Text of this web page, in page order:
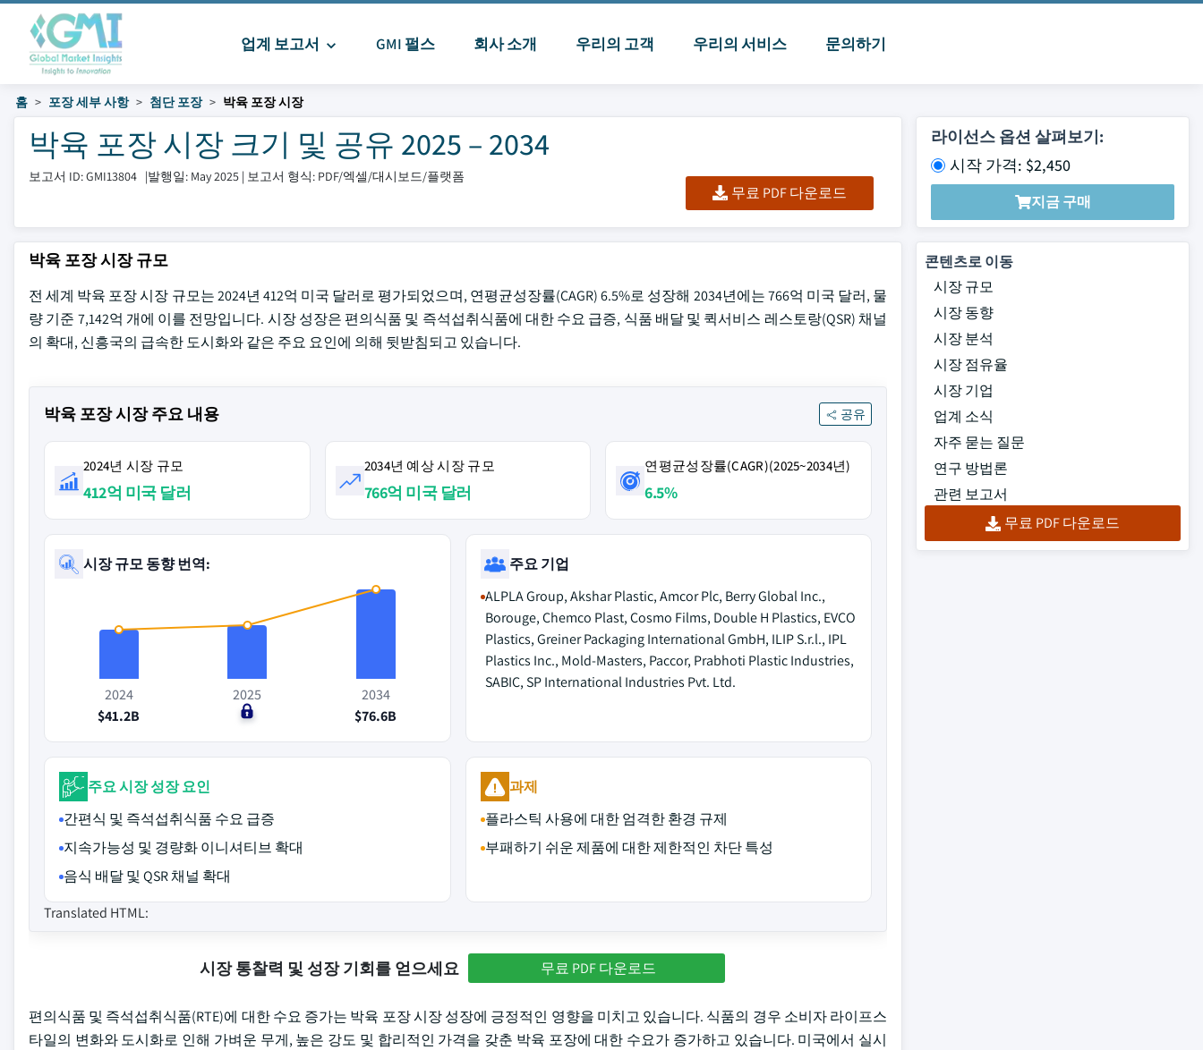
업계 보고서 GMI 펄스 회사 소개 우리의 고객 우리의 서비스 문의하기
홈 포장 세부 사항 첨단 포장 박육 포장 시장
박육 포장 시장 크기 및 공유 2025 – 2034
보고서 ID: GMI13804 |발행일: May 2025 | 보고서 형식: PDF/엑셀/대시보드/플랫폼
무료 PDF 다운로드
라이선스 옵션 살펴보기:
시작 가격: $2,450
지금 구매
박육 포장 시장 규모
전 세계 박육 포장 시장 규모는 2024년 412억 미국 달러로 평가되었으며, 연평균성장률(CAGR) 6.5%로 성장해 2034년에는 766억 미국 달러, 물
량 기준 7,142억 개에 이를 전망입니다. 시장 성장은 편의식품 및 즉석섭취식품에 대한 수요 급증, 식품 배달 및 퀵서비스 레스토랑(QSR) 채널
의 확대, 신흥국의 급속한 도시화와 같은 주요 요인에 의해 뒷받침되고 있습니다.
박육 포장 시장 주요 내용 공유
2024년 시장 규모
412억 미국 달러
2034년 예상 시장 규모
766억 미국 달러
연평균성장률(CAGR)(2025~2034년)
6.5%
시장 규모 동향 번역:
2024
$41.2B
2025
$0
2034
$76.6B
주요 기업
ALPLA Group, Akshar Plastic, Amcor Plc, Berry Global Inc.,
Borouge, Chemco Plast, Cosmo Films, Double H Plastics, EVCO
Plastics, Greiner Packaging International GmbH, ILIP S.r.l., IPL
Plastics Inc., Mold-Masters, Paccor, Prabhoti Plastic Industries,
SABIC, SP International Industries Pvt. Ltd.
주요 시장 성장 요인
간편식 및 즉석섭취식품 수요 급증
지속가능성 및 경량화 이니셔티브 확대
음식 배달 및 QSR 채널 확대
과제
플라스틱 사용에 대한 엄격한 환경 규제
부패하기 쉬운 제품에 대한 제한적인 차단 특성
Translated HTML:
시장 통찰력 및 성장 기회를 얻으세요 무료 PDF 다운로드
편의식품 및 즉석섭취식품(RTE)에 대한 수요 증가는 박육 포장 시장 성장에 긍정적인 영향을 미치고 있습니다. 식품의 경우 소비자 라이프스
타일의 변화와 도시화로 인해 가벼운 무게, 높은 강도 및 합리적인 가격을 갖춘 박육 포장에 대한 수요가 증가하고 있습니다. 미국에서 실시
콘텐츠로 이동
시장 규모
시장 동향
시장 분석
시장 점유율
시장 기업
업계 소식
자주 묻는 질문
연구 방법론
관련 보고서
무료 PDF 다운로드